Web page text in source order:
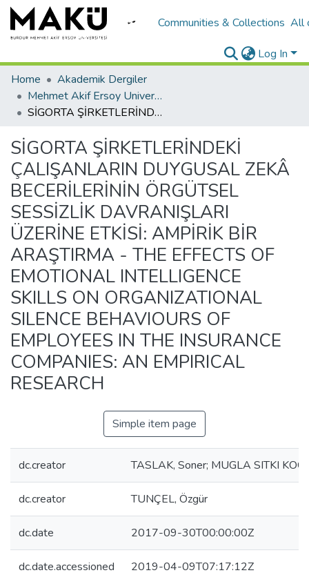
Communities & Collections All
Log In
Home
Akademik Dergiler
Mehmet Akif Ersoy University Journal of Social Sciences Institute
SİGORTA ŞİRKETLERİNDEKİ ÇALIŞANLARIN DUYGUSAL ZEKÂ BECERİLERİNİN ÖRGÜTSEL SESSİZLİK DAVRANIŞLARI ÜZERİNE ETKİSİ: AMPİRİK BİR ARAŞTIRMA - THE EFFECTS OF EMOTIONAL INTELLIGENCE SKILLS ON ORGANIZATIONAL SILENCE BEHAVIOURS OF EMPLOYEES IN THE INSURANCE COMPANIES: AN EMPIRICAL RESEARCH
SİGORTA ŞİRKETLERİNDEKİ
ÇALIŞANLARIN DUYGUSAL ZEKÂ
BECERİLERİNİN ÖRGÜTSEL
SESSİZLİK DAVRANIŞLARI
ÜZERİNE ETKİSİ: AMPİRİK BİR
ARAŞTIRMA - THE EFFECTS OF
EMOTIONAL INTELLIGENCE
SKILLS ON ORGANIZATIONAL
SILENCE BEHAVIOURS OF
EMPLOYEES IN THE INSURANCE
COMPANIES: AN EMPIRICAL
RESEARCH
Simple item page
dc.creator TASLAK, Soner; MUGLA SITKI
dc.creator TUNÇEL, Özgür
dc.date 2017-09-30T00:00:00Z
dc.date.accessioned 2019-04-09T07:17:12Z